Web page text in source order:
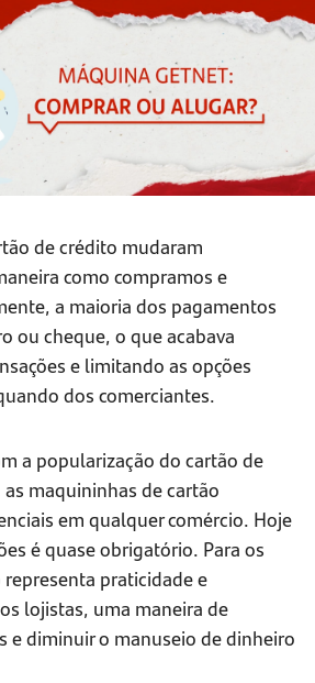
de crédito mudaram
como compramos e
a maioria dos pagamentos
ou cheque, o que acabava
e limitando as opções
dos comerciantes.
a popularização do cartão de
maquininhas de cartão
em qualquer comércio. Hoje
é quase obrigatório. Para os
praticidade e
lojistas, uma maneira de
e diminuir o manuseio de dinheiro